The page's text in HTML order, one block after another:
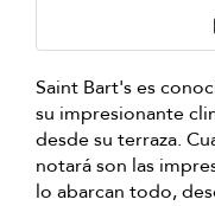
Saint Bart's es
su impresionante
desde su terraza.
notará son las
lo abarcan todo,